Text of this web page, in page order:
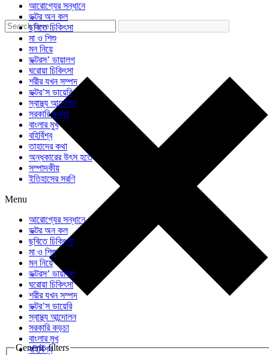
Generic filters
আরোগ্যের সন্ধানে
ডক্টর অন কল
ছবিতে চিকিৎসা
মা ও শিশু
মন নিয়ে
ডক্টরস’ ডায়ালগ
ঘরোয়া চিকিৎসা
শরীর যখন সম্পদ
ডক্টর’স ডায়েরি
স্বাস্থ্য আন্দোলন
সরকারি কড়চা
বাংলার মুখ
বহির্বিশ্ব
তাহাদের কথা
অন্ধকারের উৎস হতে
সম্পাদকীয়
ইতিহাসের সরণি
Menu
আরোগ্যের সন্ধানে
ডক্টর অন কল
ছবিতে চিকিৎসা
মা ও শিশু
মন নিয়ে
ডক্টরস’ ডায়ালগ
ঘরোয়া চিকিৎসা
শরীর যখন সম্পদ
ডক্টর’স ডায়েরি
স্বাস্থ্য আন্দোলন
সরকারি কড়চা
বাংলার মুখ
বহির্বিশ্ব